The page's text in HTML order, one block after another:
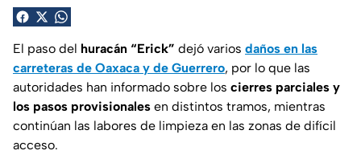
El paso del huracán “Erick” dejó varios daños en las
carreteras de Oaxaca y de Guerrero, por lo que las
autoridades han informado sobre los cierres parciales y
los pasos provisionales en distintos tramos, mientras
continúan las labores de limpieza en las zonas de difícil
acceso.